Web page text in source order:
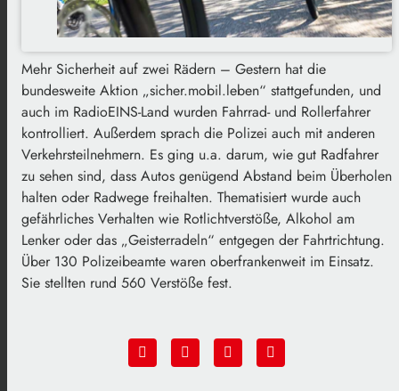
Mehr Sicherheit auf zwei Rädern – Gestern hat die
bundesweite Aktion „sicher.mobil.leben“ stattgefunden, und
auch im RadioEINS-Land wurden Fahrrad- und Rollerfahrer
kontrolliert. Außerdem sprach die Polizei auch mit anderen
Verkehrsteilnehmern. Es ging u.a. darum, wie gut Radfahrer
zu sehen sind, dass Autos genügend Abstand beim Überholen
halten oder Radwege freihalten. Thematisiert wurde auch
gefährliches Verhalten wie Rotlichtverstöße, Alkohol am
Lenker oder das „Geisterradeln“ entgegen der Fahrtrichtung.
Über 130 Polizeibeamte waren oberfrankenweit im Einsatz.
Sie stellten rund 560 Verstöße fest.